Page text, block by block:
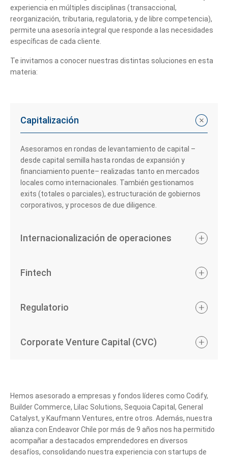
experiencia en múltiples disciplinas (transaccional,
reorganización, tributaria, regulatoria, y de libre competencia),
permite una asesoría integral que responde a las necesidades
específicas de cada cliente.
Te invitamos a conocer nuestras distintas soluciones en esta
materia:
Capitalización
Asesoramos en rondas de levantamiento de capital –
desde capital semilla hasta rondas de expansión y
financiamiento puente– realizadas tanto en mercados
locales como internacionales. También gestionamos
exits (totales o parciales), estructuración de gobiernos
corporativos, y procesos de due diligence.
Internacionalización de operaciones
Fintech
Regulatorio
Corporate Venture Capital (CVC)
Hemos asesorado a empresas y fondos líderes como Codify,
Builder Commerce, Lilac Solutions, Sequoia Capital, General
Catalyst, y Kaufmann Ventures, entre otros. Además, nuestra
alianza con Endeavor Chile por más de 9 años nos ha permitido
acompañar a destacados emprendedores en diversos
desafíos, consolidando nuestra experiencia con startups de